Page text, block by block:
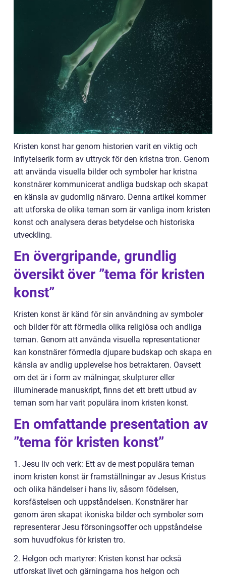
Kristen konst har genom historien varit en viktig och
inflytelserik form av uttryck för den kristna tron. Genom
att använda visuella bilder och symboler har kristna
konstnärer kommunicerat andliga budskap och skapat
en känsla av gudomlig närvaro. Denna artikel kommer
att utforska de olika teman som är vanliga inom kristen
konst och analysera deras betydelse och historiska
utveckling.
En övergripande, grundlig
översikt över ”tema för kristen
konst”
Kristen konst är känd för sin användning av symboler
och bilder för att förmedla olika religiösa och andliga
teman. Genom att använda visuella representationer
kan konstnärer förmedla djupare budskap och skapa en
känsla av andlig upplevelse hos betraktaren. Oavsett
om det är i form av målningar, skulpturer eller
illuminerade manuskript, finns det ett brett utbud av
teman som har varit populära inom kristen konst.
En omfattande presentation av
”tema för kristen konst”
1. Jesu liv och verk: Ett av de mest populära teman
inom kristen konst är framställningar av Jesus Kristus
och olika händelser i hans liv, såsom födelsen,
korsfästelsen och uppståndelsen. Konstnärer har
genom åren skapat ikoniska bilder och symboler som
representerar Jesu försoningsoffer och uppståndelse
som huvudfokus för kristen tro.
2. Helgon och martyrer: Kristen konst har också
utforskat livet och gärningarna hos helgon och